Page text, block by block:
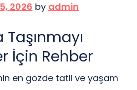
2026 by admin
İçin Rehber
en gözde tatil ve yaşam